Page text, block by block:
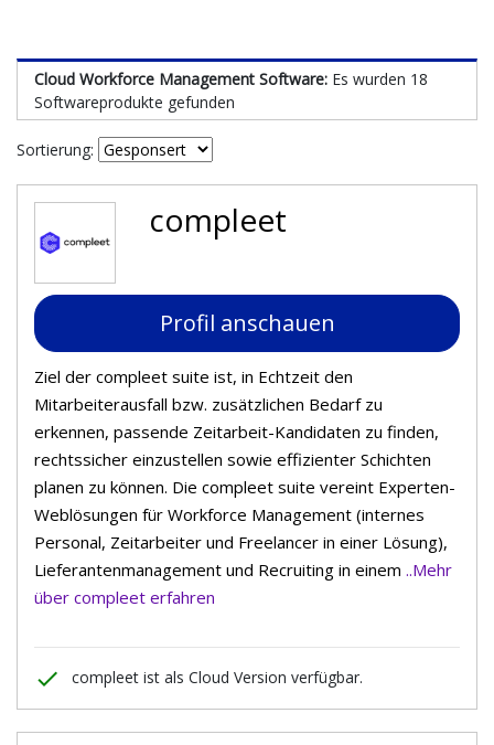
Cloud Workforce Management Software: Es wurden 18
Softwareprodukte gefunden
Sortierung:
compleet
Profil anschauen
Ziel der compleet suite ist, in Echtzeit den
Mitarbeiterausfall bzw. zusätzlichen Bedarf zu
erkennen, passende Zeitarbeit-Kandidaten zu finden,
rechtssicher einzustellen sowie effizienter Schichten
planen zu können. Die compleet suite vereint Experten-
Weblösungen für Workforce Management (internes
Personal, Zeitarbeiter und Freelancer in einer Lösung),
Lieferantenmanagement und Recruiting in einem ..Mehr
über compleet erfahren
done compleet ist als Cloud Version verfügbar.